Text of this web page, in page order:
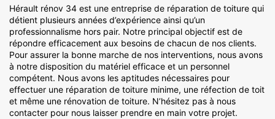
Hérault rénov 34 est une entreprise de réparation de toiture qui
détient plusieurs années d’expérience ainsi qu’un
professionnalisme hors pair. Notre principal objectif est de
répondre efficacement aux besoins de chacun de nos clients.
Pour assurer la bonne marche de nos interventions, nous avons
à notre disposition du matériel efficace et un personnel
compétent. Nous avons les aptitudes nécessaires pour
effectuer une réparation de toiture minime, une réfection de toit
et même une rénovation de toiture. N’hésitez pas à nous
contacter pour nous laisser prendre en main votre projet.